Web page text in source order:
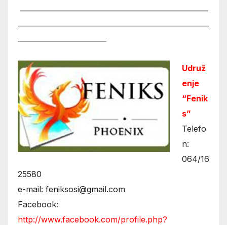
Udruž
enje
“Fenik
s”
Telefo
n:
064/16
25580
e-mail: feniksosi@gmail.com
Facebook:
http://www.facebook.com/profile.php?